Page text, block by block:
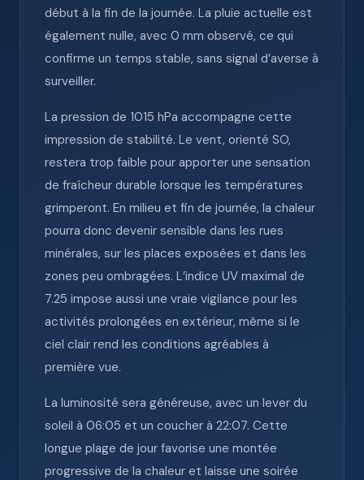
début à la fin de la journée. La pluie actuelle est
également nulle, avec 0 mm observé, ce qui
confirme un temps stable, sans signal d’averse à
surveiller.
La pression de 1015 hPa accompagne cette
impression de stabilité. Le vent, orienté SO,
restera trop faible pour apporter une sensation
de fraîcheur durable lorsque les températures
grimperont. En milieu et fin de journée, la chaleur
pourra donc devenir sensible dans les rues
minérales, sur les places exposées et dans les
zones peu ombragées. L’indice UV maximal de
7.25 impose aussi une vraie vigilance pour les
activités prolongées en extérieur, même si le
ciel clair rend les conditions agréables à
première vue.
La luminosité sera généreuse, avec un lever du
soleil à 06:05 et un coucher à 22:07. Cette
longue plage de jour favorise une montée
progressive de la chaleur et laisse une soirée